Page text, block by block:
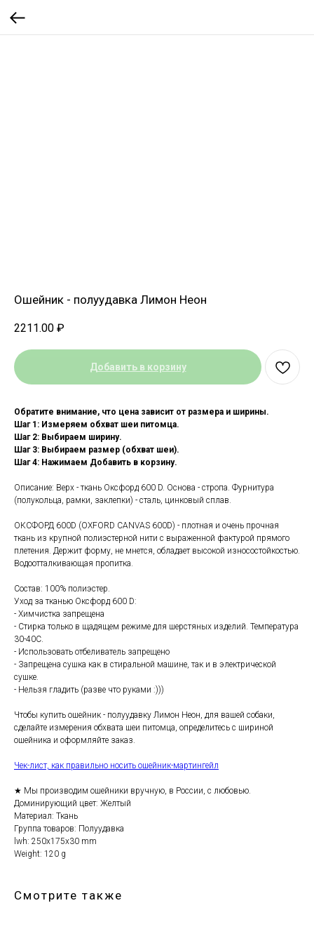
Ошейник - полуудавка Лимон Неон
2211.00 ₽
Добавить в корзину
Обратите внимание, что цена зависит от размера и ширины.
Шаг 1: Измеряем обхват шеи питомца.
Шаг 2: Выбираем ширину.
Шаг 3: Выбираем размер (обхват шеи).
Шаг 4: Нажимаем Добавить в корзину.
Описание: Верх - ткань Оксфорд 600 D. Основа - стропа. Фурнитура
(полукольца, рамки, заклепки) - сталь, цинковый сплав.
ОКСФОРД 600D (OXFORD CANVAS 600D) - плотная и очень прочная
ткань из крупной полиэстерной нити с выраженной фактурой прямого
плетения. Держит форму, не мнется, обладает высокой износостойкостью.
Водоотталкивающая пропитка.
Состав: 100% полиэстер.
Уход за тканью Оксфорд 600 D:
- Химчистка запрещена
- Стирка только в щадящем режиме для шерстяных изделий. Температура
30-40С.
- Использовать отбеливатель запрещено
- Запрещена сушка как в стиральной машине, так и в электрической
сушке.
- Нельзя гладить (разве что руками :)))
Чтобы купить ошейник - полуудавку Лимон Неон, для вашей собаки,
сделайте измерения обхвата шеи питомца, определитесь с шириной
ошейника и оформляйте заказ.
Чек-лист, как правильно носить ошейник-мартингейл
★ Мы производим ошейники вручную, в России, с любовью.
Доминирующий цвет: Желтый
Материал: Ткань
Группа товаров: Полуудавка
lwh: 250x175x30 mm
Weight: 120 g
Смотрите также